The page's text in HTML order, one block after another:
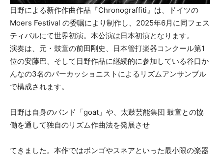
日野による新作作曲作品『Chronograffiti』は、ドイツの
Moers Festival の委嘱により制作し、2025年6月に同フェス
ティバルにて世界初演。本公演は日本初演となります。
演奏は、元・鼓童の前田剛史、日本管打楽器コンクール第1
位の安藤巴、そして日野作品に継続的に参加している谷口か
んなの3名のパーカッショニストによるリズムアンサンブル
で構成されます。
日野は自身のバンド「goat」や、太鼓芸能集団 鼓童との協
働を通して独自のリズム作曲法を発展させ
てきました。本作ではボンゴやスネアといった最小限の楽器